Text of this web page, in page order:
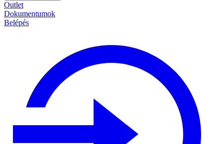
Outlet
Dokumentumok
Belépés